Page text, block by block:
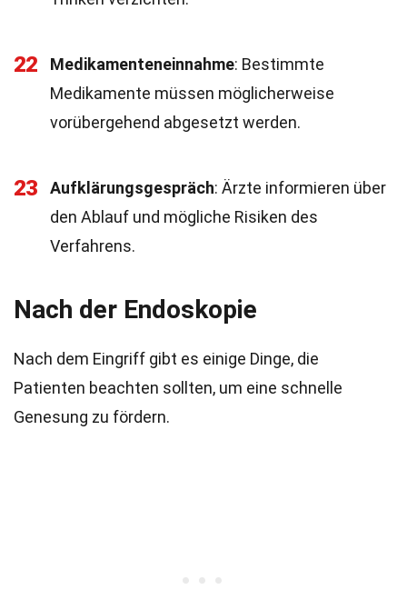
22 Medikamenteneinnahme: Bestimmte
Medikamente müssen möglicherweise
vorübergehend abgesetzt werden.
23 Aufklärungsgespräch: Ärzte informieren über
den Ablauf und mögliche Risiken des
Verfahrens.
Nach der Endoskopie
Nach dem Eingriff gibt es einige Dinge, die
Patienten beachten sollten, um eine schnelle
Genesung zu fördern.